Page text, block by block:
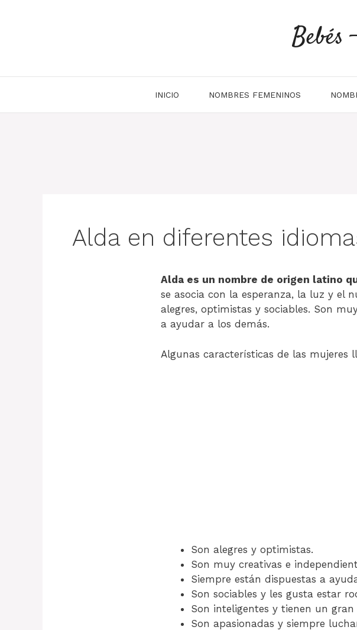
Bebés
INICIO NOMBRES FEMENINOS
Alda en diferentes
Alda es un nombre de origen latino
se asocia con la esperanza, la luz y el
alegres, optimistas y sociables. Son
a ayudar a los demás.
Algunas características de las mujeres
Son alegres y optimistas.
Son muy creativas e
Siempre están dispuestas a
Son sociables y les gusta estar
Son inteligentes y tienen un
Son apasionadas y siempre